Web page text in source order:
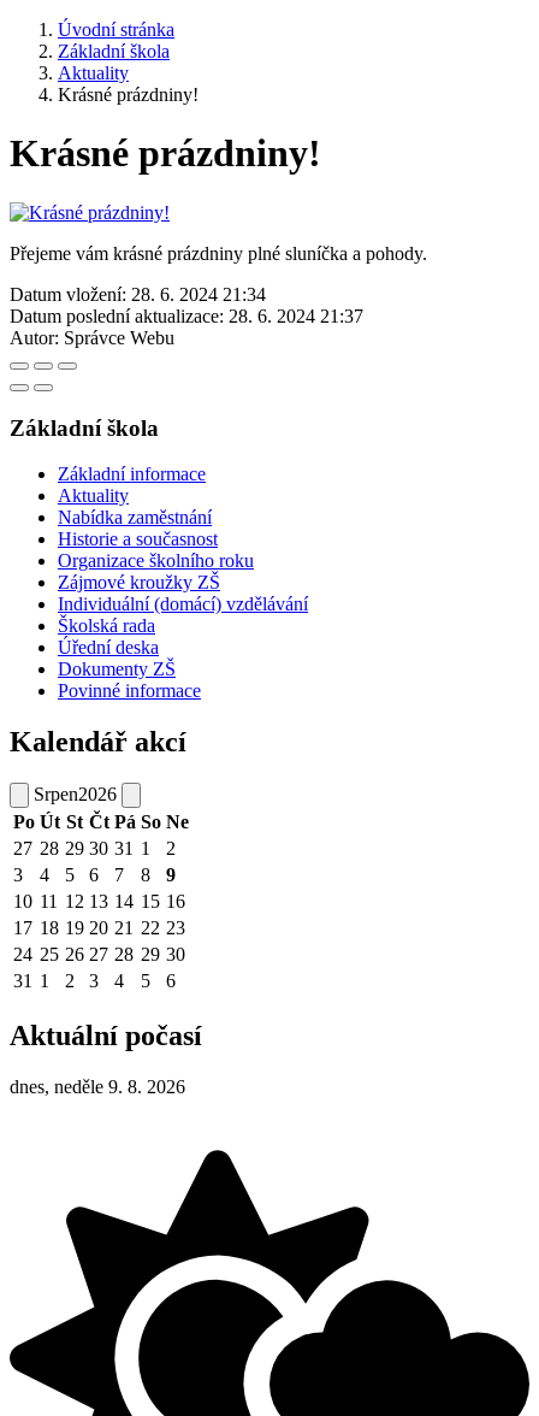
Úvodní stránka
Základní škola
Aktuality
Krásné prázdniny!
Krásné prázdniny!
Přejeme vám krásné prázdniny plné sluníčka a pohody.
Datum vložení: 28. 6. 2024 21:34
Datum poslední aktualizace: 28. 6. 2024 21:37
Autor: Správce Webu
Základní škola
Základní informace
Aktuality
Nabídka zaměstnání
Historie a současnost
Organizace školního roku
Zájmové kroužky ZŠ
Individuální (domácí) vzdělávání
Školská rada
Úřední deska
Dokumenty ZŠ
Povinné informace
Kalendář akcí
Srpen2026
Po Út St Čt Pá So Ne
27 28 29 30 31 1
2
3
4 5 6 7 8
9
10 11 12 13 14 15 16
17 18 19 20 21 22 23
24 25 26 27 28 29 30
31 1 2 3 4 5 6
Aktuální počasí
dnes, neděle 9. 8. 2026